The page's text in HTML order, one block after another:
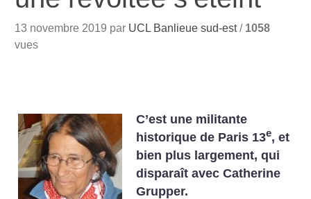
13 novembre 2019 par UCL Banlieue sud-est/ 1058
vues
C’est une militante
historique de Paris 13e, et
bien plus largement, qui
disparaît avec Catherine
Grupper.